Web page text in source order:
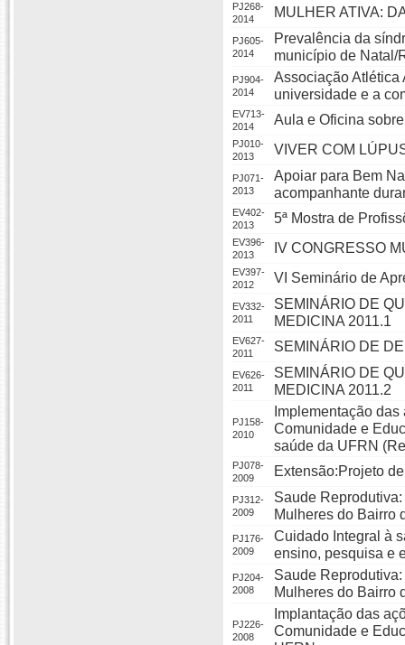
PJ268-
2014
MULHER ATIVA:
PJ605-
2014
Prevalência da
município de Natal/
PJ904-
2014
Associação Atlética
universidade e a
EV713-
2014
Aula e Oficina
PJ010-
2013
VIVER COM
PJ071-
2013
Apoiar para Bem
acompanhante
EV402-
2013
5ª Mostra de
EV396-
2013
IV CONGRESSO
EV397-
2012
VI Seminário de
EV332-
2011
SEMINÁRIO DE
MEDICINA 2011.1
EV627-
2011
SEMINÁRIO DE
EV626-
2011
SEMINÁRIO DE
MEDICINA 2011.2
PJ158-
2010
Implementação
Comunidade e
saúde da UFRN
PJ078-
2009
Extensão:Projeto
PJ312-
2009
Saude
Mulheres do Bairro
PJ176-
2009
Cuidado Integral à
ensino, pesquisa e
PJ204-
2008
Saude
Mulheres do Bairro
PJ226-
2008
Implantação das
Comunidade e